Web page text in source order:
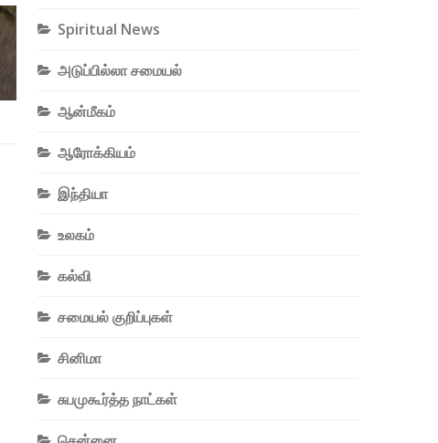
Spiritual News
அடுப்பில்லா சமையல்
ஆன்மீகம்
ஆரோக்கியம்
இந்தியா
உலகம்
கல்வி
சமையல் குறிப்புகள்
சினிமா
சுபமுகூர்த்த நாட்கள்